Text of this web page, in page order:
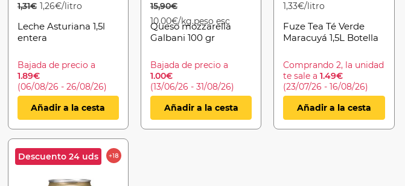
1,31€ 1,26€/litro
Leche Asturiana 1,5l
entera
Bajada de precio a
1.89€
(06/08/26 - 26/08/26)
Añadir a la cesta
15,90€
10,00€/kg.peso esc
Queso mozzarella
Galbani 100 gr
Bajada de precio a
1.00€
(13/06/26 - 31/08/26)
Añadir a la cesta
1,33€/litro
Fuze Tea Té Verde
Maracuyá 1,5L Botella
Comprando 2, la unidad
te sale a1.49€
(23/07/26 - 16/08/26)
Añadir a la cesta
Descuento 24 uds